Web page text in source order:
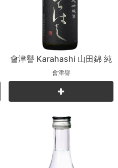
會津譽 Karahashi 山田錦 純
米吟釀
會津譽